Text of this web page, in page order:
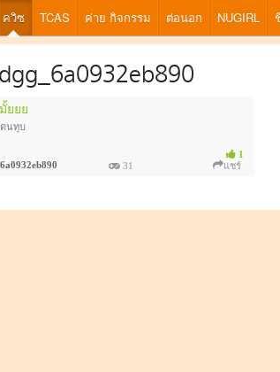
ควิซ TCAS ค่าย กิจกรรม ต่อนอก NUGIRL
ยยย
1
นทุบ
31 แชร์